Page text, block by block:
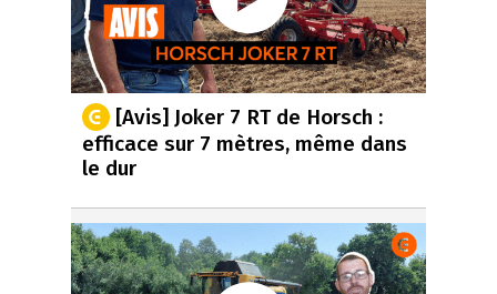
[Avis] Joker 7 RT de Horsch :
efficace sur 7 mètres, même dans
le dur